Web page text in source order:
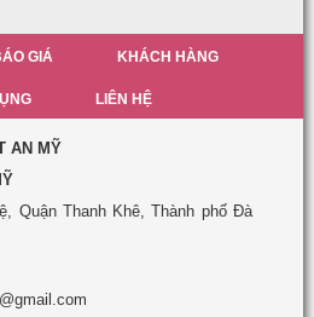
GIÁ KHÁCH HÀNG
LIÊN HỆ
AN MỸ
Quận Thanh Khê, Thành phố Đà